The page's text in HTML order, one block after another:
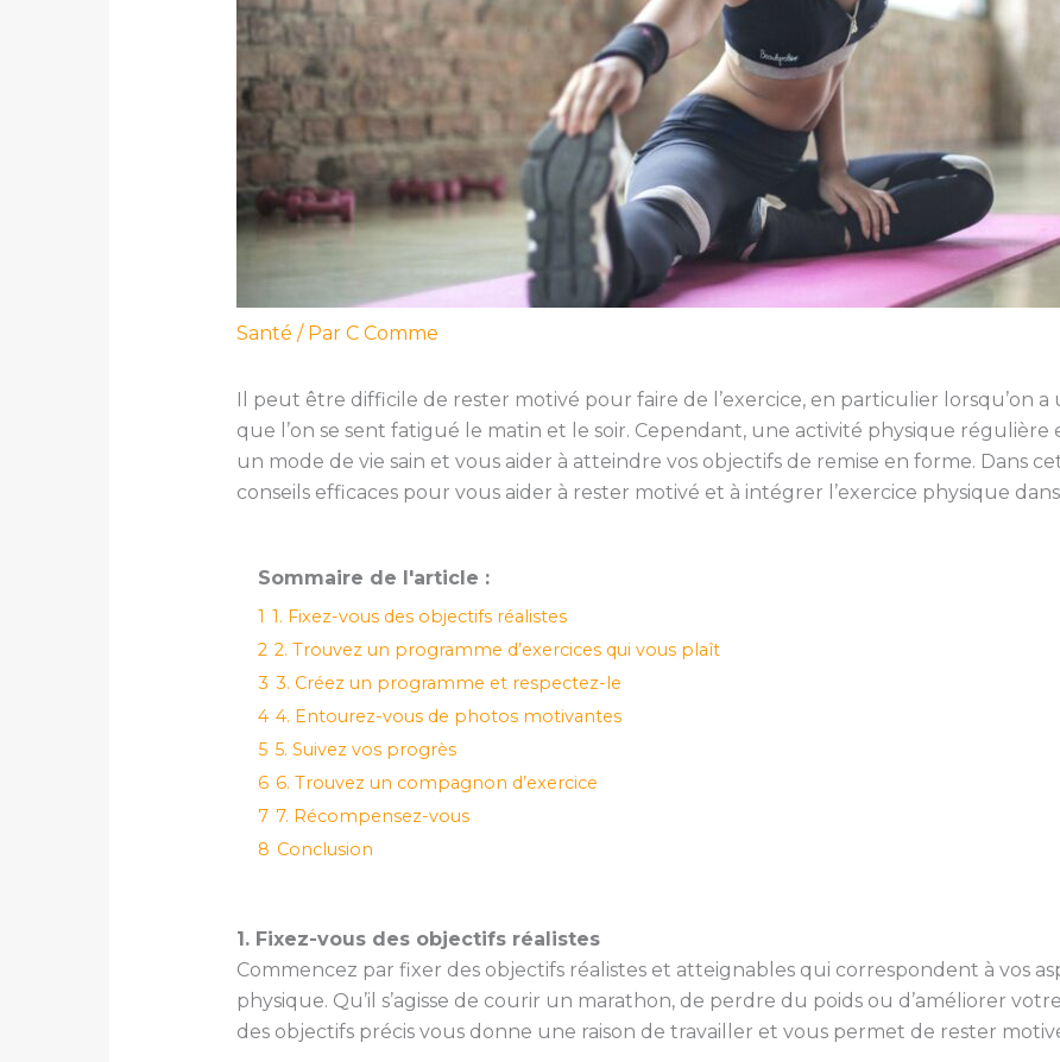
Santé / Par C Comme
Il peut être difficile de rester motivé pour faire de l’exercice, en particulier lorsqu’on
que l’on se sent fatigué le matin et le soir. Cependant, une activité physique
un mode de vie sain et vous aider à atteindre vos objectifs de remise en forme. Dans
conseils efficaces pour vous aider à rester motivé et à intégrer l’exercice physique
Sommaire de l'article :
1 1. Fixez-vous des objectifs réalistes
2 2. Trouvez un programme d’exercices qui vous plaît
3 3. Créez un programme et respectez-le
4 4. Entourez-vous de photos motivantes
5 5. Suivez vos progrès
6 6. Trouvez un compagnon d’exercice
7 7. Récompensez-vous
8 Conclusion
1. Fixez-vous des objectifs réalistes
Commencez par fixer des objectifs réalistes et atteignables qui correspondent à vos
physique. Qu’il s’agisse de courir un marathon, de perdre du poids ou d’améliorer
des objectifs précis vous donne une raison de travailler et vous permet de rester